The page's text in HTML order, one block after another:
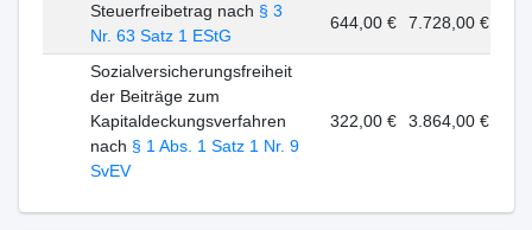
Steuerfreibetrag nach § 3
Nr. 63 Satz 1 EStG
644,00 € 7.728,00 €
Sozialversicherungsfreiheit
der Beiträge zum
Kapitaldeckungsverfahren
nach § 1 Abs. 1 Satz 1 Nr. 9
SvEV
322,00 € 3.864,00 €